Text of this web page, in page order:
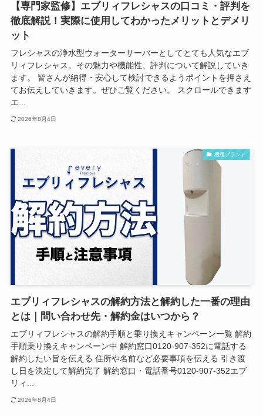
【専門家監修】エブリィフレシャスの口コミ・評判を
徹底解説！実際に使用してわかったメリットとデメリ
ット
フレシャスの浄水型ウォーターサーバーとしてとても人気なエブ
リィフレシャス。その魅力や機能性、評判について解説していき
ます。 皆さんが納得・安心して検討できるようポイントを押さえ
てお伝えしていきます。ぜひご覧ください。 スクロールできます
エ...
2026年8月4日
機種ブランド
エブリィフレシャスの解約方法と解約した一番の理由
とは｜問い合わせ先・解約金はいつから？
エブリィフレシャスの解約手順と乗り換えキャンペーン一覧 解約
手順乗り換えキャンペーン中 解約窓口0120-907-352に電話する
解約したい旨を伝える 住所や名前など必要事項を伝える 引き渡
し日を決定して解約完了 解約窓口・電話番号0120-907-352エブ
リィ...
2026年8月4日